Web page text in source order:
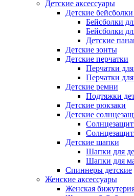
Детские аксессуары
Детские
Бейсболки
Бейсболки
Детские
Детские зонты
Детские перчатки
Перчатки
Перчатки
Детские ремни
Подтяжки
Детские рюкзаки
Детские
Детские шапки
Шапки для
Шапки для
Спиннеры детские
Женские аксессуары
Женская